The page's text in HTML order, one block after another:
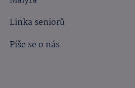
Linka seniorů
Píše se o nás